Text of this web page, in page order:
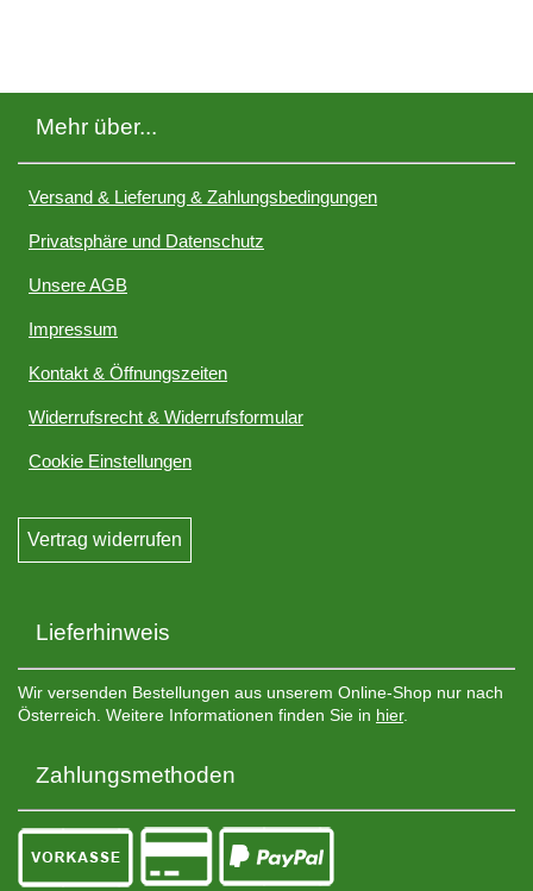
Mehr über...
Versand & Lieferung & Zahlungsbedingungen
Privatsphäre und Datenschutz
Unsere AGB
Impressum
Kontakt & Öffnungszeiten
Widerrufsrecht & Widerrufsformular
Cookie Einstellungen
Vertrag widerrufen
Lieferhinweis
Wir versenden Bestellungen aus unserem Online-Shop nur nach
Österreich. Weitere Informationen finden Sie in hier.
Zahlungsmethoden